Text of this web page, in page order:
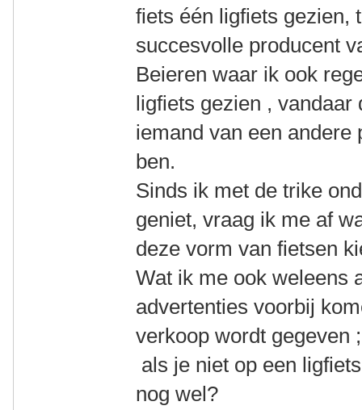
fiets één ligfiets gezien,
succesvolle producent
Beieren waar ik ook
ligfiets gezien ,
iemand van een andere
ben.
Sinds ik met de trike
geniet, vraag ik me af
deze vorm van fietsen
Wat ik me ook weleens
advertenties voorbij
verkoop wordt gegeven
als je niet op een
nog wel?